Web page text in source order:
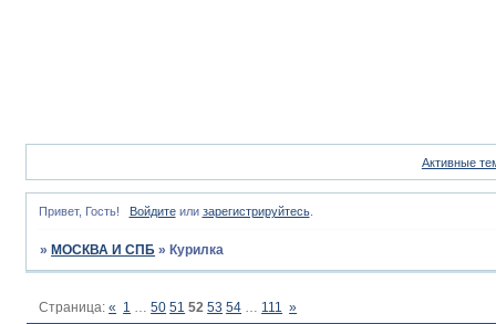
Активные
Привет, Гость! Войдитеили зарегистрируйтесь.
» МОСКВА И СПБ » Курилка
Страница:« 1 … 50 51 52 53 54 … 111 »